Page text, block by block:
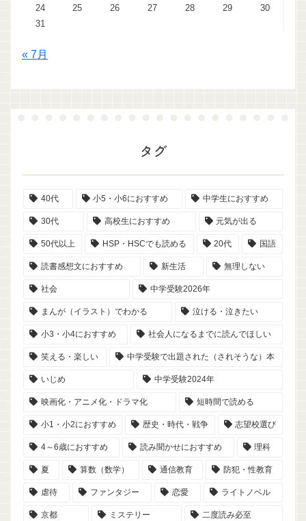
24
25 26 27 28 29
30
31
« 7月
タグ
40代 小5・小6におすすめ 中学生におすすめ
30代 高校生におすすめ 元気が出る
50代以上 HSP・HSCでも読める 20代 国語
読書感想文におすすめ 新生活 無理しない
社会 中学受験2026年
まんが（イラスト）でわかる 泣ける・泣きたい
小3・小4におすすめ 社会人になるまでに読んでほしい
笑える・楽しい 中学受験で出題された（されそうな）本
いじめ 中学受験2024年
映画化・アニメ化・ドラマ化 短時間で読める
小1・小2におすすめ 歴史・時代・戦争 志望校選び
4～6歳におすすめ 読み聞かせにおすすめ 理科
夏 算数（数学） 通信教育 防犯・性教育
虐待 ファンタジー 恋愛 ライトノベル
京都 ミステリー 二度読み必至